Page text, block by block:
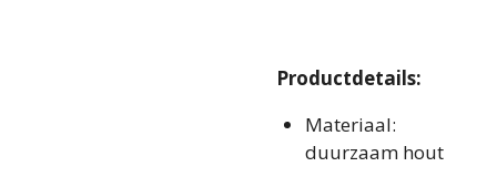
Productdetails:
Materiaal:
duurzaam hout